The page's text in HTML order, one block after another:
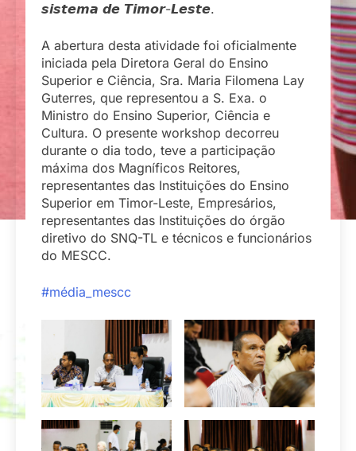
𝙨𝙞𝙨𝙩𝙚𝙢𝙖 𝙙𝙚 𝙏𝙞𝙢𝙤𝙧-𝙇𝙚𝙨𝙩𝙚.
A abertura desta atividade foi oficialmente
iniciada pela Diretora Geral do Ensino
Superior e Ciência, Sra. Maria Filomena Lay
Guterres, que representou a S. Exa. o
Ministro do Ensino Superior, Ciência e
Cultura. O presente workshop decorreu
durante o dia todo, teve a participação
máxima dos Magníficos Reitores,
representantes das Instituições do Ensino
Superior em Timor-Leste, Empresários,
representantes das Instituições do órgão
diretivo do SNQ-TL e técnicos e funcionários
do MESCC.
#média_mescc